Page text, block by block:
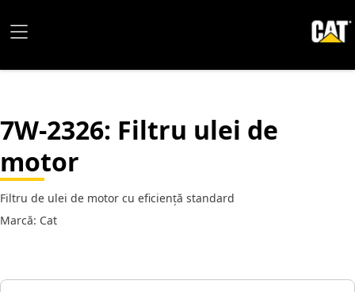
7W-2326: Filtru ulei de
motor
Filtru de ulei de motor cu eficiență standard
Marcă: Cat